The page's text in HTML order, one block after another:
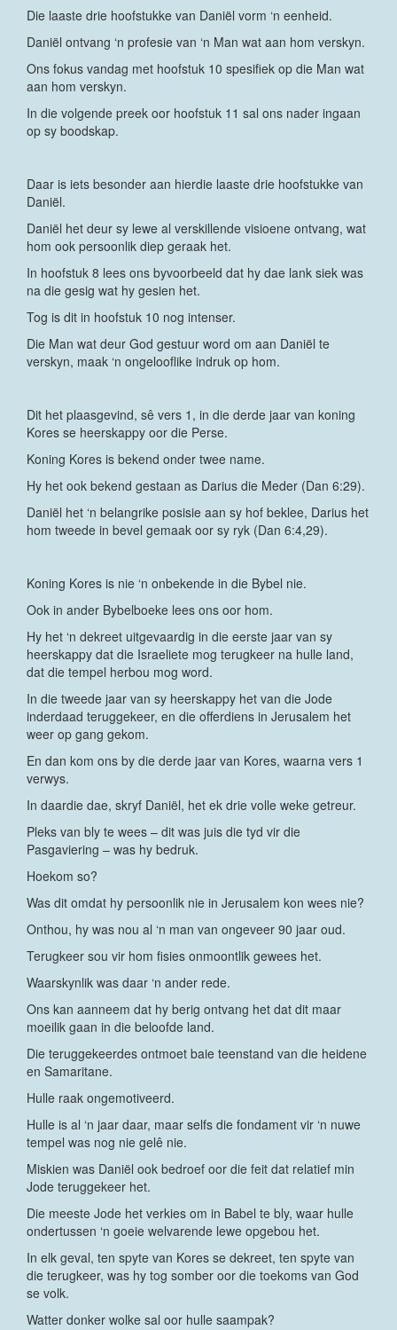
Die laaste drie hoofstukke van Daniël vorm ‘n eenheid.
Daniël ontvang ‘n profesie van ‘n Man wat aan hom verskyn.
Ons fokus vandag met hoofstuk 10 spesifiek op die Man wat
aan hom verskyn.
In die volgende preek oor hoofstuk 11 sal ons nader ingaan
op sy boodskap.
Daar is iets besonder aan hierdie laaste drie hoofstukke van
Daniël.
Daniël het deur sy lewe al verskillende visioene ontvang, wat
hom ook persoonlik diep geraak het.
In hoofstuk 8 lees ons byvoorbeeld dat hy dae lank siek was
na die gesig wat hy gesien het.
Tog is dit in hoofstuk 10 nog intenser.
Die Man wat deur God gestuur word om aan Daniël te
verskyn, maak ‘n ongelooflike indruk op hom.
Dit het plaasgevind, sê vers 1, in die derde jaar van koning
Kores se heerskappy oor die Perse.
Koning Kores is bekend onder twee name.
Hy het ook bekend gestaan as Darius die Meder (Dan 6:29).
Daniël het ‘n belangrike posisie aan sy hof beklee, Darius het
hom tweede in bevel gemaak oor sy ryk (Dan 6:4,29).
Koning Kores is nie ‘n onbekende in die Bybel nie.
Ook in ander Bybelboeke lees ons oor hom.
Hy het ‘n dekreet uitgevaardig in die eerste jaar van sy
heerskappy dat die Israeliete mog terugkeer na hulle land,
dat die tempel herbou mog word.
In die tweede jaar van sy heerskappy het van die Jode
inderdaad teruggekeer, en die offerdiens in Jerusalem het
weer op gang gekom.
En dan kom ons by die derde jaar van Kores, waarna vers 1
verwys.
In daardie dae, skryf Daniël, het ek drie volle weke getreur.
Pleks van bly te wees – dit was juis die tyd vir die
Pasgaviering – was hy bedruk.
Hoekom so?
Was dit omdat hy persoonlik nie in Jerusalem kon wees nie?
Onthou, hy was nou al ‘n man van ongeveer 90 jaar oud.
Terugkeer sou vir hom fisies onmoontlik gewees het.
Waarskynlik was daar ‘n ander rede.
Ons kan aanneem dat hy berig ontvang het dat dit maar
moeilik gaan in die beloofde land.
Die teruggekeerdes ontmoet baie teenstand van die heidene
en Samaritane.
Hulle raak ongemotiveerd.
Hulle is al ‘n jaar daar, maar selfs die fondament vir ‘n nuwe
tempel was nog nie gelê nie.
Miskien was Daniël ook bedroef oor die feit dat relatief min
Jode teruggekeer het.
Die meeste Jode het verkies om in Babel te bly, waar hulle
ondertussen ‘n goeie welvarende lewe opgebou het.
In elk geval, ten spyte van Kores se dekreet, ten spyte van
die terugkeer, was hy tog somber oor die toekoms van God
se volk.
Watter donker wolke sal oor hulle saampak?